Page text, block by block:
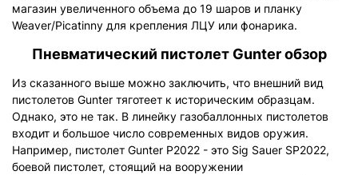
магазин увеличенного объема до 19 шаров и планку
Weaver/Picatinny для крепления ЛЦУ или фонарика.
Пневматический пистолет Gunter обзор
Из сказанного выше можно заключить, что внешний вид
пистолетов Gunter тяготеет к историческим образцам.
Однако, это не так. В линейку газобаллонных пистолетов
входит и большое число современных видов оружия.
Например, пистолет Gunter P2022 - это Sig Sauer SP2022,
боевой пистолет, стоящий на вооружении